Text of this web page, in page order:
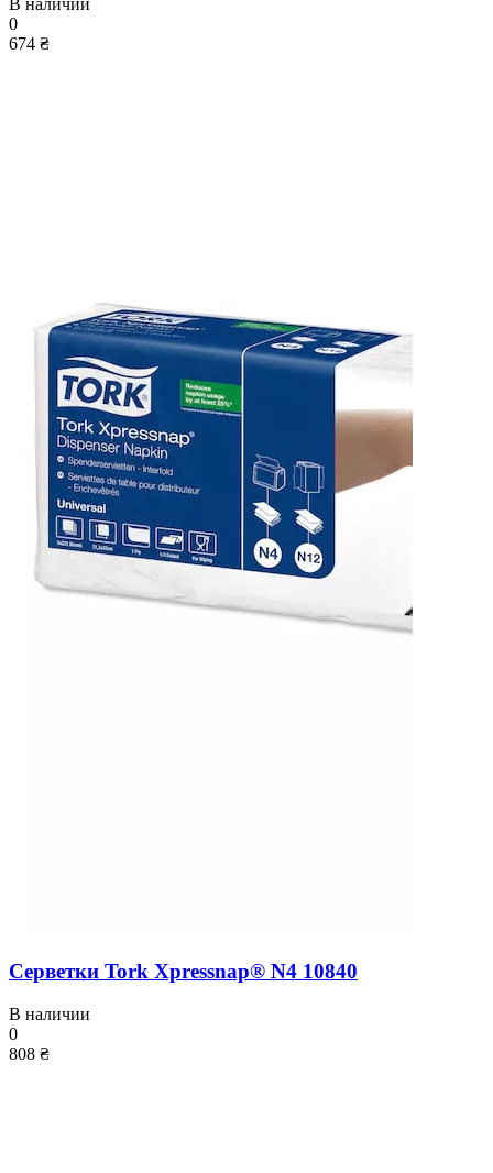
В наличии
0
674 ₴
Серветки Tork Xpressnap® N4 10840
В наличии
0
808 ₴